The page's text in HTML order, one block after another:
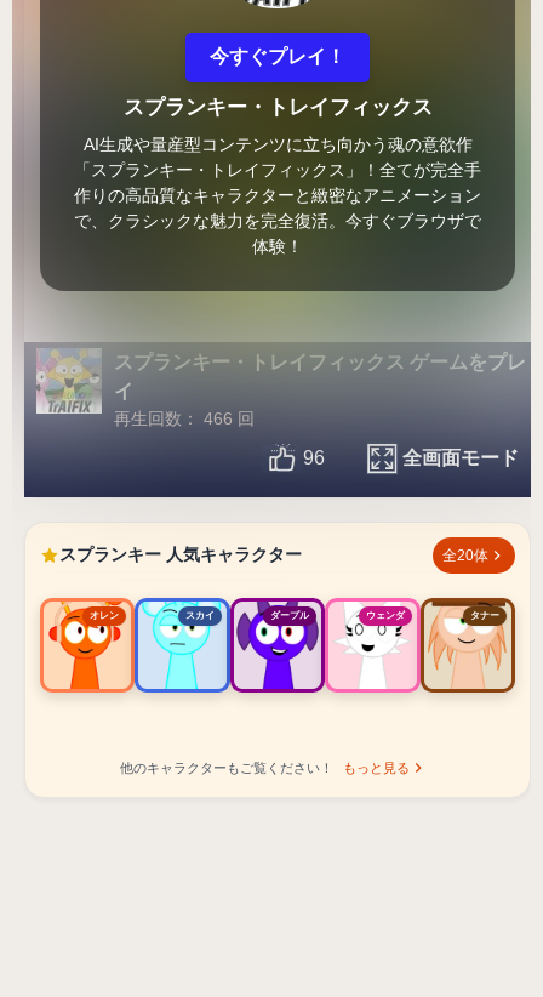
今すぐプレイ！
スプランキー・トレイフィックス
AI生成や量産型コンテンツに立ち向かう魂の意欲作
「スプランキー・トレイフィックス」！全てが完全手
作りの高品質なキャラクターと緻密なアニメーション
で、クラシックな魅力を完全復活。今すぐブラウザで
体験！
スプランキー・トレイフィックス ゲームをプレ
イ
再生回数： 466 回
96 全画面モード
スプランキー 人気キャラクター 全20体
オレン スカイ ダープル ウェンダ タナー
他のキャラクターもご覧ください！ もっと見る
スプランキー 人気キャラクター ランキング